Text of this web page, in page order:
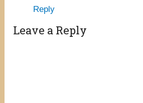
Reply
Leave a Reply